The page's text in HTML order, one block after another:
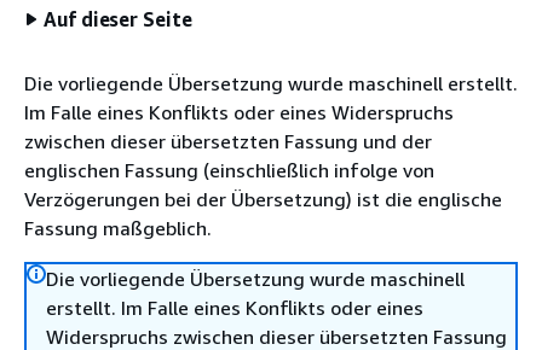
Auf dieser Seite
Die vorliegende Übersetzung wurde maschinell erstellt.
Im Falle eines Konflikts oder eines Widerspruchs
zwischen dieser übersetzten Fassung und der
englischen Fassung (einschließlich infolge von
Verzögerungen bei der Übersetzung) ist die englische
Fassung maßgeblich.
Die vorliegende Übersetzung wurde maschinell
erstellt. Im Falle eines Konflikts oder eines
Widerspruchs zwischen dieser übersetzten Fassung